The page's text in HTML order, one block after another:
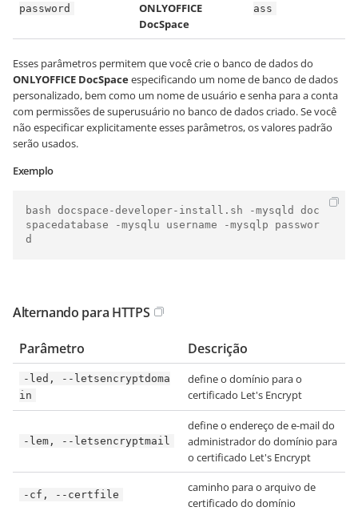
password
ONLYOFFICE
DocSpace
ass
Esses parâmetros permitem que você crie o banco de dados do
ONLYOFFICE DocSpaceespecificando um nome de banco de dados
personalizado, bem como um nome de usuário e senha para a conta
com permissões de superusuário no banco de dados criado. Se você
não especificar explicitamente esses parâmetros, os valores padrão
serão usados.
Exemplo
bash docspace-developer-install.sh -mysqld doc
spacedatabase -mysqlu username -mysqlp passwor
d
Alternando para HTTPS
Parâmetro Descrição
-led, --letsencryptdoma
in
define o domínio para o
certificado Let's Encrypt
-lem, --letsencryptmail
define o endereço de e-mail do
administrador do domínio para
o certificado Let's Encrypt
-cf, --certfile
caminho para o arquivo de
certificado do domínio